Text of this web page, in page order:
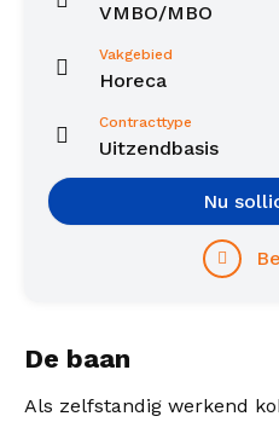
VMBO/MBO
Vakgebied
Horeca
Contracttype
Uitzendbasis
Nu
De baan
Als zelfstandig werkend